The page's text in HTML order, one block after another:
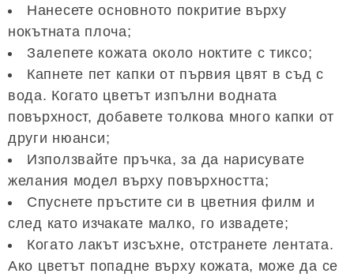
Нанесете основното покритие върху
нокътната плоча;
Залепете кожата около ноктите с тиксо;
Капнете пет капки от първия цвят в съд с
вода. Когато цветът изпълни водната
повърхност, добавете толкова много капки от
други нюанси;
Използвайте пръчка, за да нарисувате
желания модел върху повърхността;
Спуснете пръстите си в цветния филм и
след като изчакате малко, го извадете;
Когато лакът изсъхне, отстранете лентата.
Ако цветът попадне върху кожата, може да се